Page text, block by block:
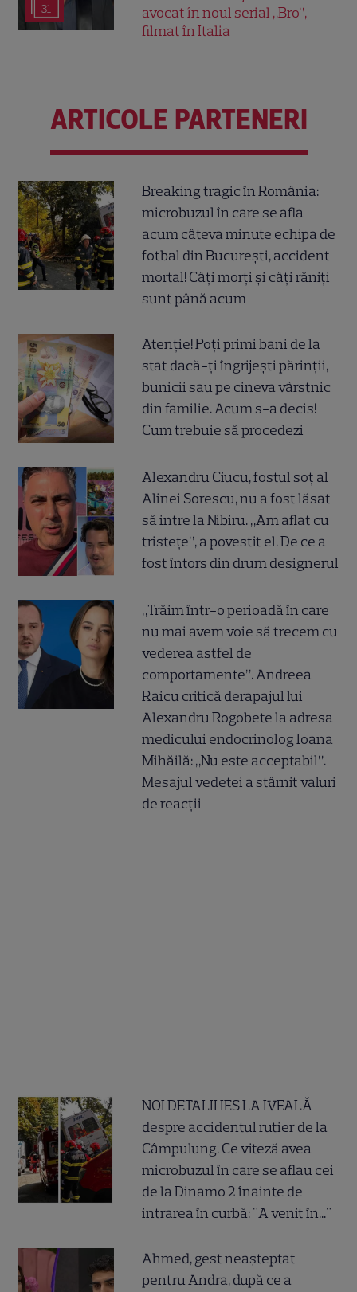
31
avocat în noul serial „Bro”,
filmat în Italia
ARTICOLE PARTENERI
Breaking tragic în România:
microbuzul în care se afla
acum câteva minute echipa de
fotbal din București, accident
mortal! Câți morți și câți răniți
sunt până acum
Atenție! Poți primi bani de la
stat dacă-ți îngrijești părinții,
bunicii sau pe cineva vârstnic
din familie. Acum s-a decis!
Cum trebuie să procedezi
Alexandru Ciucu, fostul soț al
Alinei Sorescu, nu a fost lăsat
să intre la Nibiru. „Am aflat cu
tristețe”, a povestit el. De ce a
fost întors din drum designerul
„Trăim într-o perioadă în care
nu mai avem voie să trecem cu
vederea astfel de
comportamente”. Andreea
Raicu critică derapajul lui
Alexandru Rogobete la adresa
medicului endocrinolog Ioana
Mihăilă: „Nu este acceptabil”.
Mesajul vedetei a stârnit valuri
de reacții
NOI DETALII IES LA IVEALĂ
despre accidentul rutier de la
Câmpulung. Ce viteză avea
microbuzul în care se aflau cei
de la Dinamo 2 înainte de
intrarea în curbă: "A venit în..."
Ahmed, gest neașteptat
pentru Andra, după ce a